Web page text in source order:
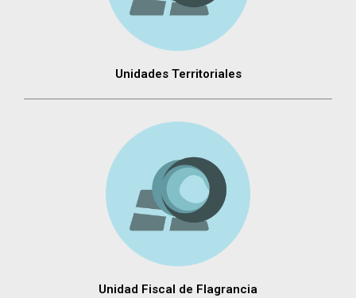
Unidades Territoriales
Unidad Fiscal de Flagrancia